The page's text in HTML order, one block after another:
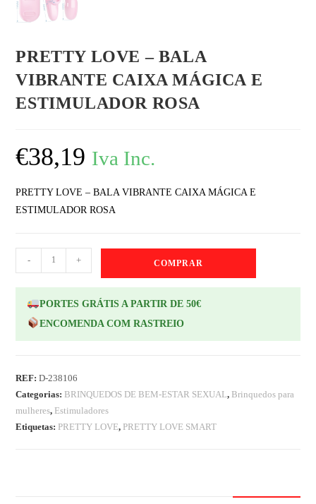
PRETTY LOVE – BALA
VIBRANTE CAIXA MÁGICA E
ESTIMULADOR ROSA
€38,19 Iva Inc.
PRETTY LOVE – BALA VIBRANTE CAIXA MÁGICA E
ESTIMULADOR ROSA
- + COMPRAR
PORTES GRÁTIS A PARTIR DE 50€
ENCOMENDA COM RASTREIO
REF:D-238106
Categorias: BRINQUEDOS DE BEM-ESTAR SEXUAL, Brinquedos para
mulheres, Estimuladores
Etiquetas: PRETTY LOVE, PRETTY LOVE SMART